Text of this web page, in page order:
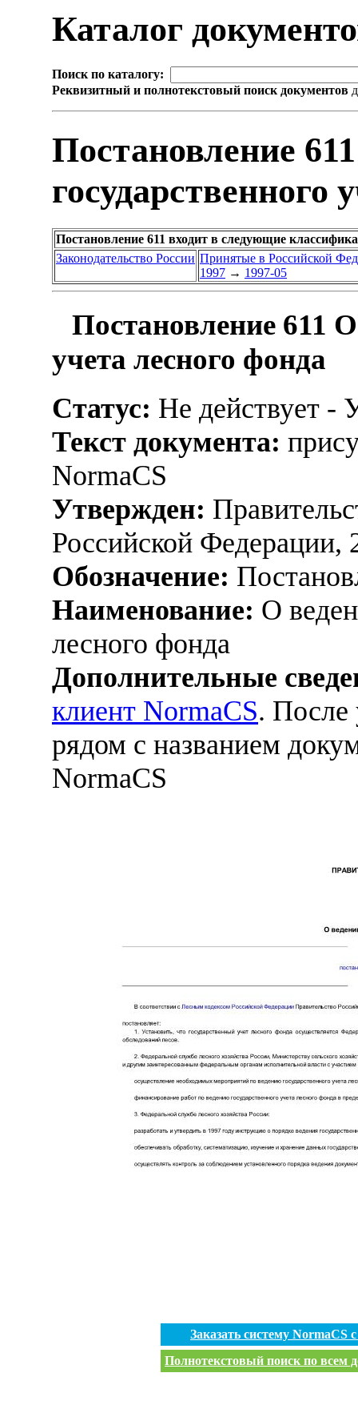
Каталог
Поиск по каталогу:
Реквизитный и полнотекстовый поиск документов
Постановление
государственного
Постановление 611 входит в следующие
Законодательство России Принятые в Российской
1997 → 1997-05
Постановление 611
учета лесного фонда
Статус: Не действует -
Текст документа:
NormaCS
Утвержден:
Российской Федерации,
Обозначение:
Наименование: О
лесного фонда
Дополнительные
клиент NormaCS. После
рядом с названием
NormaCS
Заказать систему
Полнотекстовый поиск по всем